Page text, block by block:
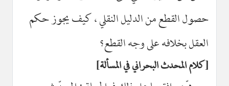
حصول القطع من الدليل النقلي ، كيف يجوز حكم
العقل بخلافه على وجه القطع؟
كلام المحدث البحراني في المسألة